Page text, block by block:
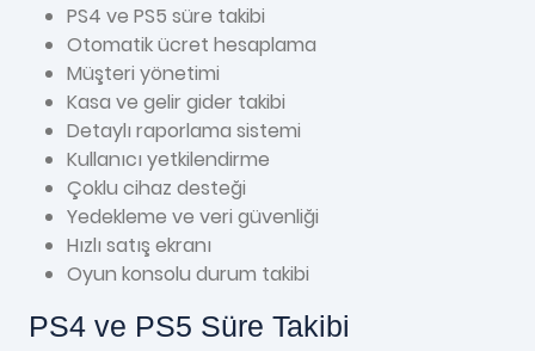
PS4 ve PS5 süre takibi
Otomatik ücret hesaplama
Müşteri yönetimi
Kasa ve gelir gider takibi
Detaylı raporlama sistemi
Kullanıcı yetkilendirme
Çoklu cihaz desteği
Yedekleme ve veri güvenliği
Hızlı satış ekranı
Oyun konsolu durum takibi
PS4 ve PS5 Süre Takibi